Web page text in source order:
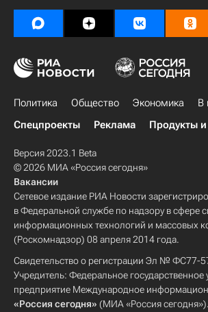
Политика Общество Экономика В
Спецпроекты
Реклама Продукты
Версия 2023.1 Beta
© 2026 МИА «Россия сегодня»
Вакансии
Сетевое издание РИА Новости
в Федеральной службе по надзору в сфере
информационных технологий и массовых
(Роскомнадзор) 08 апреля 2014 года.
Свидетельство о регистрации Эл № ФС77-
Учредитель: Федеральное государственное
предприятие Международное
«Россия сегодня» (МИА «Россия сегодня»).